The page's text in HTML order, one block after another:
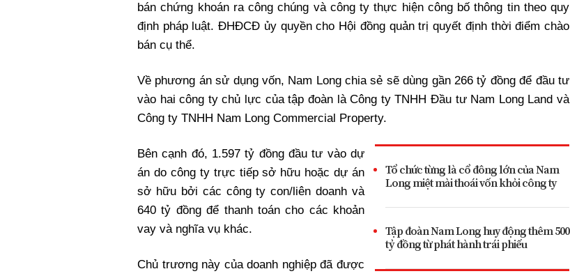
bán chứng khoán ra công chúng và công ty thực hiện công bố thông tin theo quy
định pháp luật. ĐHĐCĐ ủy quyền cho Hội đồng quản trị quyết định thời điểm chào
bán cụ thể.
Về phương án sử dụng vốn, Nam Long chia sẻ sẽ dùng gần 266 tỷ đồng để đầu tư
vào hai công ty chủ lực của tập đoàn là Công ty TNHH Đầu tư Nam Long Land và
Công ty TNHH Nam Long Commercial Property.
Tổ chức từng là cổ đông lớn của Nam
Long miệt mài thoái vốn khỏi công ty
Tập đoàn Nam Long huy động thêm 500
tỷ đồng từ phát hành trái phiếu
Bên cạnh đó, 1.597 tỷ đồng đầu tư vào dự
án do công ty trực tiếp sở hữu hoặc dự án
sở hữu bởi các công ty con/liên doanh và
640 tỷ đồng để thanh toán cho các khoản
vay và nghĩa vụ khác.
Chủ trương này của doanh nghiệp đã được